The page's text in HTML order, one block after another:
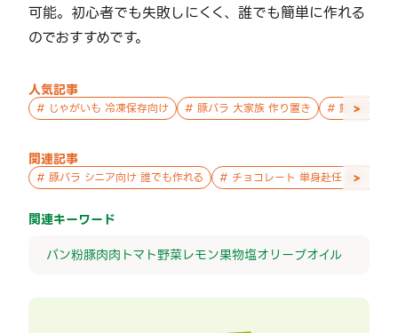
可能。初心者でも失敗しにくく、誰でも簡単に作れる
のでおすすめです。
人気記事
# じゃがいも 冷凍保存向け # 豚バラ 大家族 作り置き # 鮭 親子 作
>
関連記事
# 豚バラ シニア向け 誰でも作れる # チョコレート 単身赴任 誰でも作
>
関連キーワード
パン粉豚肉肉 トマト野菜レモン果物塩オリーブオイル